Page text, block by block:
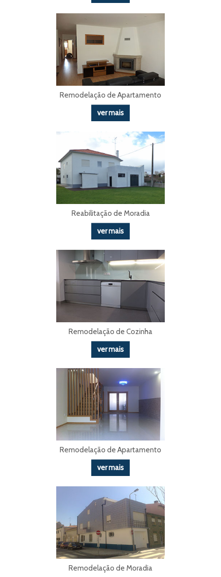
Remodelação de Apartamento
ver mais
Reabilitação de Moradia
ver mais
Remodelação de Cozinha
ver mais
Remodelação de Apartamento
ver mais
Remodelação de Moradia